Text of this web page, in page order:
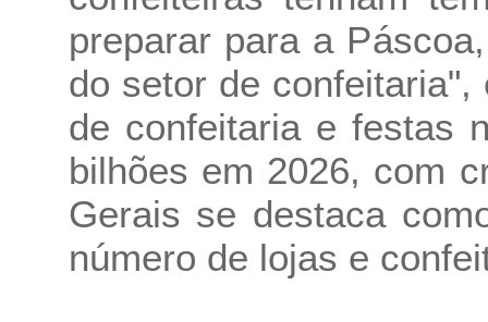
preparar para a
do setor de
de confeitaria e festas
bilhões em 2026, com
Gerais se destaca
número de lojas e